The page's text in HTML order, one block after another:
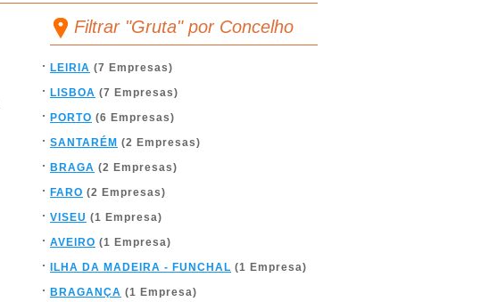
Filtrar "Gruta" por Concelho
LEIRIA (7 Empresas)
LISBOA (7 Empresas)
PORTO (6 Empresas)
SANTARÉM (2 Empresas)
BRAGA (2 Empresas)
FARO (2 Empresas)
VISEU (1 Empresa)
AVEIRO (1 Empresa)
ILHA DA MADEIRA - FUNCHAL (1 Empresa)
BRAGANÇA (1 Empresa)